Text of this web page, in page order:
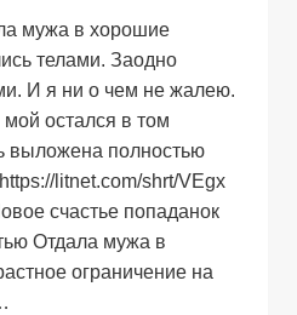
мужа в хорошие
телами. Заодно
И я ни о чем не жалею.
остался в том
выложена полностью
litnet.com/shrt/VEgx
счастье попаданок
Отдала мужа в
ограничение на